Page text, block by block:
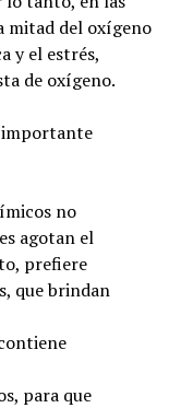
mitad del oxígeno
y el estrés,
de oxígeno.
importante
no
agotan el
prefiere
que brindan
para que